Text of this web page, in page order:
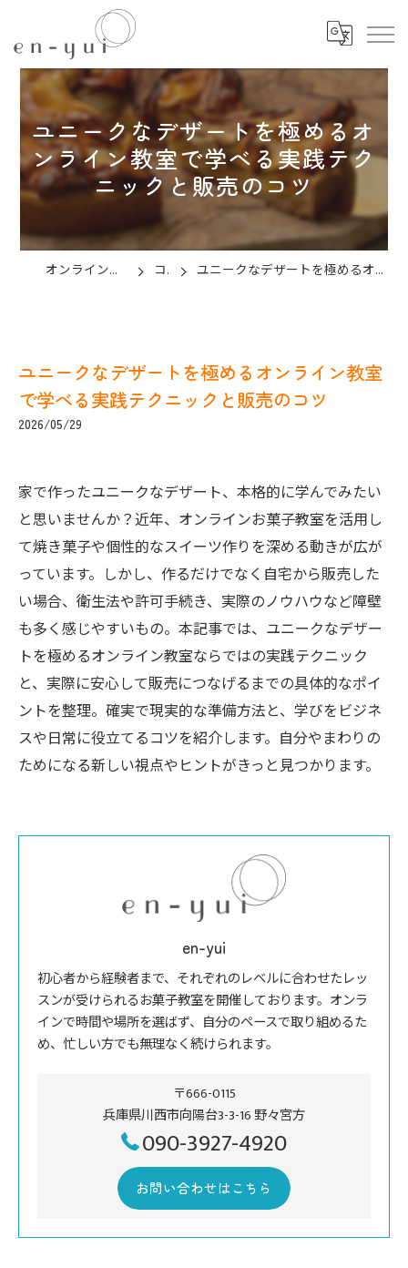
ユニークなデザートを極めるオ
ンライン教室で学べる実践テク
ニックと販売のコツ
オンラインのお菓子教室ならen-yui コラム ユニークなデザートを極めるオンライン教室で学べる実践テクニックと販売のコツ
ユニークなデザートを極めるオンライン教室
で学べる実践テクニックと販売のコツ
2026/05/29
家で作ったユニークなデザート、本格的に学んでみたい
と思いませんか？近年、オンラインお菓子教室を活用し
て焼き菓子や個性的なスイーツ作りを深める動きが広が
っています。しかし、作るだけでなく自宅から販売した
い場合、衛生法や許可手続き、実際のノウハウなど障壁
も多く感じやすいもの。本記事では、ユニークなデザー
トを極めるオンライン教室ならではの実践テクニック
と、実際に安心して販売につなげるまでの具体的なポイ
ントを整理。確実で現実的な準備方法と、学びをビジネ
スや日常に役立てるコツを紹介します。自分やまわりの
ためになる新しい視点やヒントがきっと見つかります。
en-yui
初心者から経験者まで、それぞれのレベルに合わせたレッ
スンが受けられるお菓子教室を開催しております。オンラ
インで時間や場所を選ばず、自分のペースで取り組めるた
め、忙しい方でも無理なく続けられます。
〒666-0115
兵庫県川西市向陽台3-3-16 野々宮方
090-3927-4920
お問い合わせはこちら